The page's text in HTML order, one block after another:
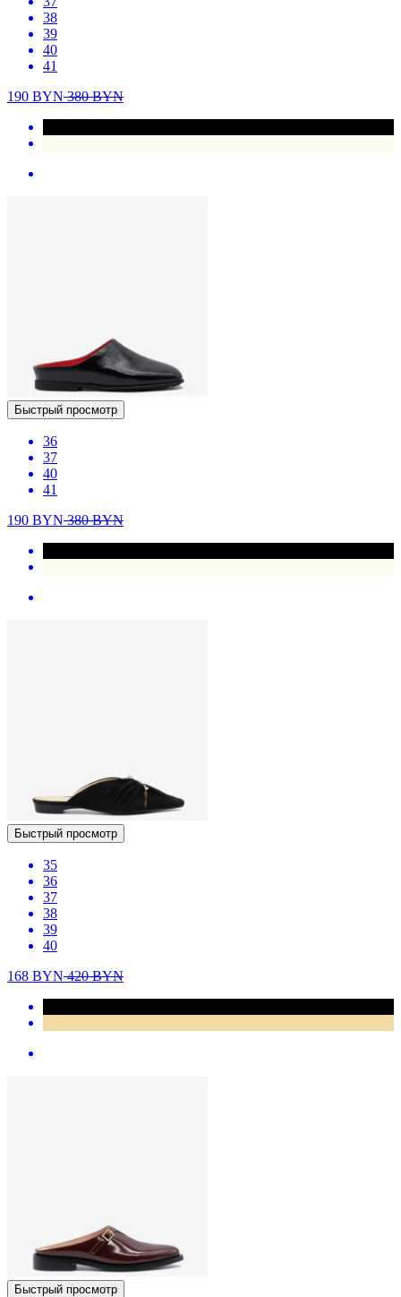
38
39
40
41
190 BYN380BYN
Быстрый просмотр
36
37
40
41
190 BYN380BYN
Быстрый просмотр
35
36
37
38
39
40
168 BYN420BYN
Быстрый просмотр